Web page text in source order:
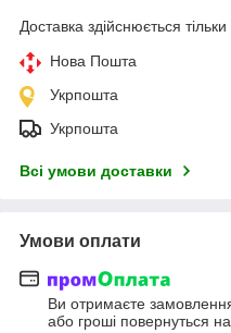
Доставка здійснюється
Нова Пошта
Укрпошта
Укрпошта
Всі умови доставки
Умови оплати
Ви отримаєте
або гроші повернуться